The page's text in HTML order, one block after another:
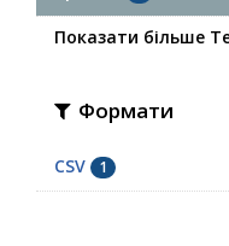
Показати більше
Формати
CSV 1